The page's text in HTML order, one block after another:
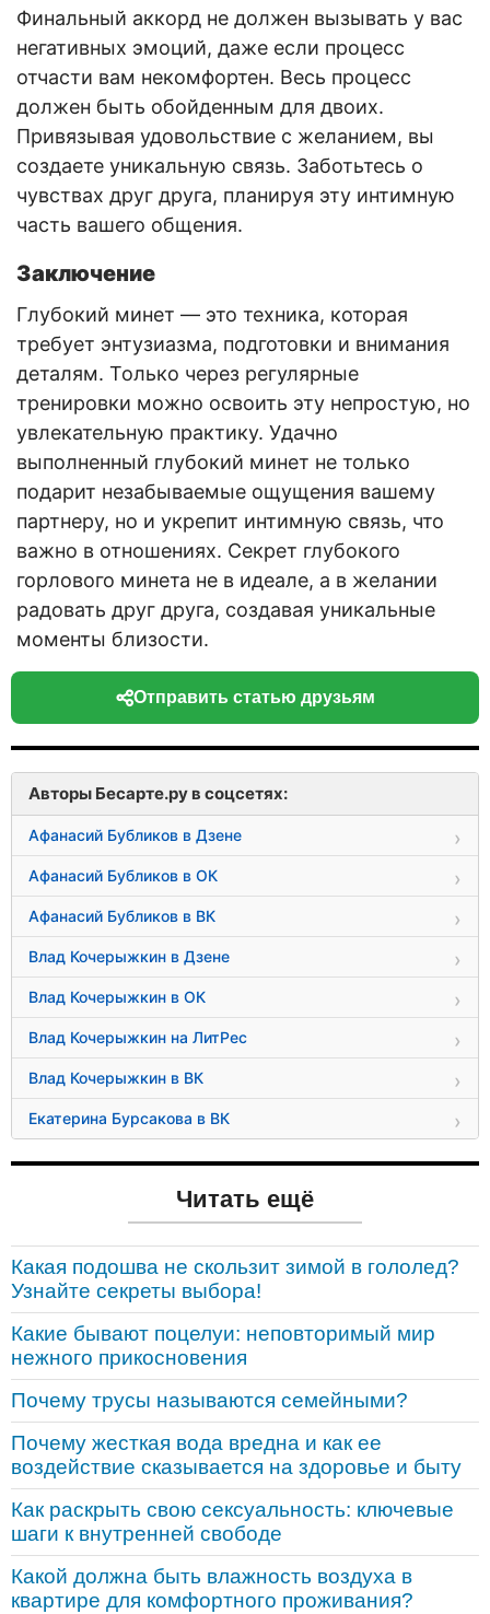
Финальный аккорд не должен вызывать у вас
негативных эмоций, даже если процесс
отчасти вам некомфортен. Весь процесс
должен быть обойденным для двоих.
Привязывая удовольствие с желанием, вы
создаете уникальную связь. Заботьтесь о
чувствах друг друга, планируя эту интимную
часть вашего общения.
Заключение
Глубокий минет — это техника, которая
требует энтузиазма, подготовки и внимания
деталям. Только через регулярные
тренировки можно освоить эту непростую, но
увлекательную практику. Удачно
выполненный глубокий минет не только
подарит незабываемые ощущения вашему
партнеру, но и укрепит интимную связь, что
важно в отношениях. Секрет глубокого
горлового минета не в идеале, а в желании
радовать друг друга, создавая уникальные
моменты близости.
Отправить статью друзьям
Авторы Бесарте.ру в соцсетях:
Афанасий Бубликов в Дзене
Афанасий Бубликов в ОК
Афанасий Бубликов в ВК
Влад Кочерыжкин в Дзене
Влад Кочерыжкин в ОК
Влад Кочерыжкин на ЛитРес
Влад Кочерыжкин в ВК
Екатерина Бурсакова в ВК
Читать ещё
Какая подошва не скользит зимой в гололед?
Узнайте секреты выбора!
Какие бывают поцелуи: неповторимый мир
нежного прикосновения
Почему трусы называются семейными?
Почему жесткая вода вредна и как ее
воздействие сказывается на здоровье и быту
Как раскрыть свою сексуальность: ключевые
шаги к внутренней свободе
Какой должна быть влажность воздуха в
квартире для комфортного проживания?